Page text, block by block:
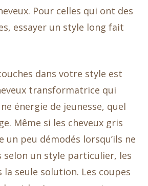
Pour celles qui ont des
essayer un style long fait
dans votre style est
transformatrice qui
énergie de jeunesse, quel
Même si les cheveux gris
peu démodés lorsqu’ils ne
selon un style particulier, les
la seule solution. Les coupes